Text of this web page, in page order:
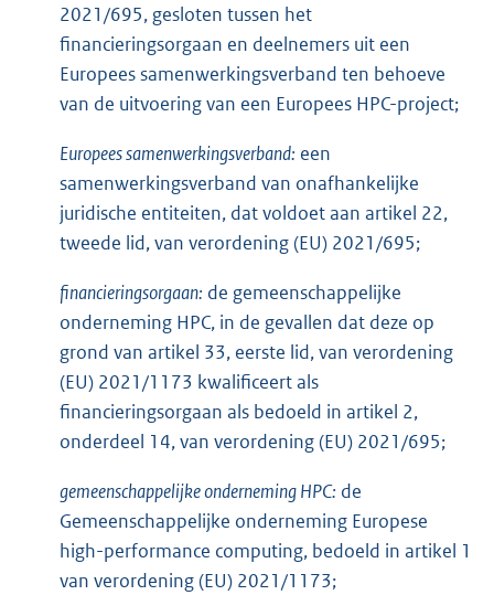
2021/695, gesloten tussen het
financieringsorgaan en deelnemers uit een
Europees samenwerkingsverband ten behoeve
van de uitvoering van een Europees HPC-project;
Europees samenwerkingsverband: een
samenwerkingsverband van onafhankelijke
juridische entiteiten, dat voldoet aan artikel 22,
tweede lid, van verordening (EU) 2021/695;
financieringsorgaan: de gemeenschappelijke
onderneming HPC, in de gevallen dat deze op
grond van artikel 33, eerste lid, van verordening
(EU) 2021/1173 kwalificeert als
financieringsorgaan als bedoeld in artikel 2,
onderdeel 14, van verordening (EU) 2021/695;
gemeenschappelijke onderneming HPC: de
Gemeenschappelijke onderneming Europese
high-performance computing, bedoeld in artikel 1
van verordening (EU) 2021/1173;